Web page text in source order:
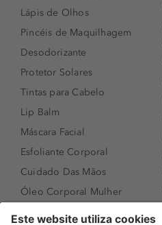
Lápis de Olhos
Pincéis de Maquilhagem
Desodorizante
Protetor Solares
Tintas para Cabelo
Lip Balm
Máscara Facial
Esfoliante Corporal
Cuidado Das Mãos
Óleo Corporal Mulher